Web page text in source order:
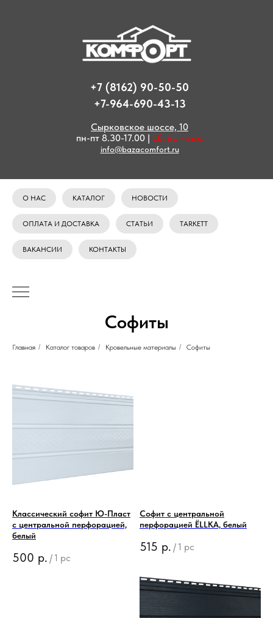
+7 (8162) 90-50-50
+7-964-690-43-13
Сырковское шоссе, 10
пн-пт 8.30-17.00 | сб, вс - вых.
info@bazacomfort.ru
О НАС КАТАЛОГ НОВОСТИ
ОПЛАТА И ДОСТАВКА СТАТЬИ TARKETT
ВАКАНСИИ КОНТАКТЫ
Софиты
Главная / Каталог товаров / Кровельные материалы / Софиты
Классический софит Ю-Пласт
с центральной перфорацией,
белый
500 р. / 1 pc
Софит с центральной
перфорацией ЁLLKA, белый
515 р. / 1 pc